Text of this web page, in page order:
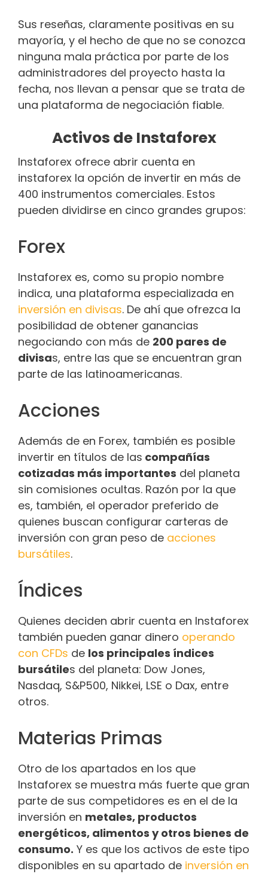
Sus reseñas, claramente positivas en su
mayoría, y el hecho de que no se conozca
ninguna mala práctica por parte de los
administradores del proyecto hasta la
fecha, nos llevan a pensar que se trata de
una plataforma de negociación fiable.
Activos de Instaforex
Instaforex ofrece abrir cuenta en
instaforex la opción de invertir en más de
400 instrumentos comerciales. Estos
pueden dividirse en cinco grandes grupos:
Forex
Instaforex es, como su propio nombre
indica, una plataforma especializada en
inversión en divisas. De ahí que ofrezca la
posibilidad de obtener ganancias
negociando con más de 200 pares de
divisas, entre las que se encuentran gran
parte de las latinoamericanas.
Acciones
Además de en Forex, también es posible
invertir en títulos de las compañías
cotizadas más importantes del planeta
sin comisiones ocultas. Razón por la que
es, también, el operador preferido de
quienes buscan configurar carteras de
inversión con gran peso de acciones
bursátiles.
Índices
Quienes deciden abrir cuenta en Instaforex
también pueden ganar dinero operando
con CFDs de los principales índices
bursátiles del planeta: Dow Jones,
Nasdaq, S&P500, Nikkei, LSE o Dax, entre
otros.
Materias Primas
Otro de los apartados en los que
Instaforex se muestra más fuerte que gran
parte de sus competidores es en el de la
inversión en metales, productos
energéticos, alimentos y otros bienes de
consumo. Y es que los activos de este tipo
disponibles en su apartado de inversión en